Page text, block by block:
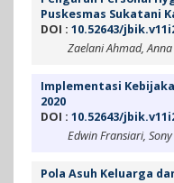
Puskesmas Sukatani
DOI : 10.52643/
Zaelani Ahmad,
Implementasi
2020
DOI : 10.52643/
Edwin Fransiari,
Pola Asuh Keluarga